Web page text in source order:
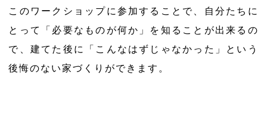
このワークショップに参加することで、自分たちに
とって「必要なものが何か」を知ることが出来るの
で、建てた後に「こんなはずじゃなかった」という
後悔のない家づくりができます。